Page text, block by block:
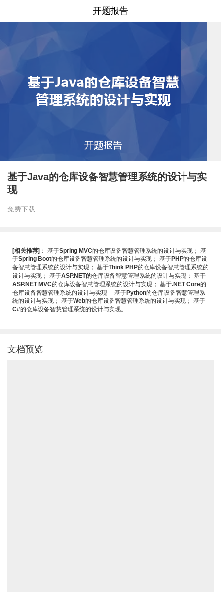
开题报告
基于Java的仓库设备智慧管理系统的设计与实
现
免费下载
[相关推荐] ： 基于Spring MVC的仓库设备智慧管理系统的设计与实现 ； 基
于Spring Boot的仓库设备智慧管理系统的设计与实现 ； 基于PHP的仓库设
备智慧管理系统的设计与实现 ； 基于Think PHP的仓库设备智慧管理系统的
设计与实现 ； 基于ASP.NET的仓库设备智慧管理系统的设计与实现 ； 基于
ASP.NET MVC的仓库设备智慧管理系统的设计与实现 ； 基于.NET Core的
仓库设备智慧管理系统的设计与实现 ； 基于Python的仓库设备智慧管理系
统的设计与实现 ； 基于Web的仓库设备智慧管理系统的设计与实现 ； 基于
C#的仓库设备智慧管理系统的设计与实现。
文档预览